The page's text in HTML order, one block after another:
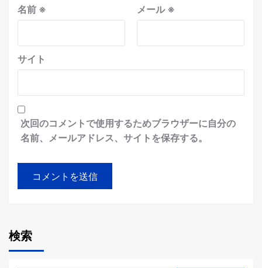
名前 ※ メール※
サイト
次回のコメントで使用するためブラウザーに自分の
名前、メールアドレス、サイトを保存する。
検索